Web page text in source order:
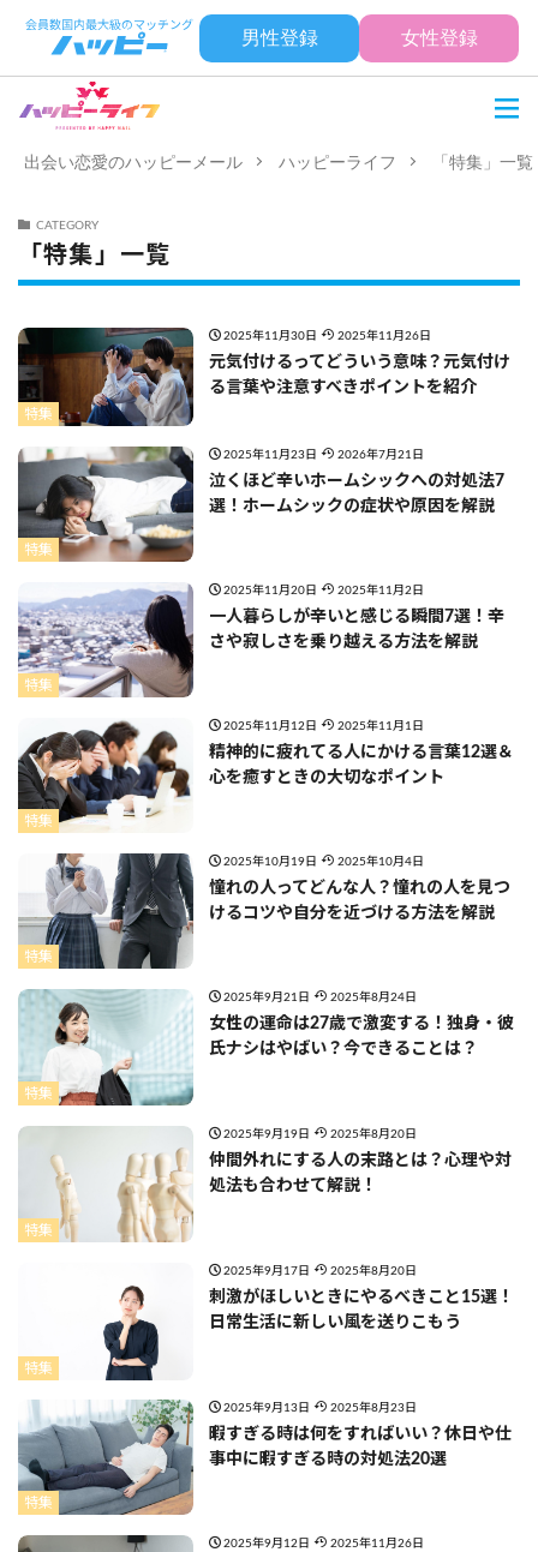
男性登録 女性登録
出会い恋愛のハッピーメール ハッピーライフ 「特集」一覧
CATEGORY
「特集」一覧
特集
2025年11月30日 2025年11月26日
元気付けるってどういう意味？元気付け
る言葉や注意すべきポイントを紹介
特集
2025年11月23日 2026年7月21日
泣くほど辛いホームシックへの対処法7
選！ホームシックの症状や原因を解説
特集
2025年11月20日 2025年11月2日
一人暮らしが辛いと感じる瞬間7選！辛
さや寂しさを乗り越える方法を解説
特集
2025年11月12日 2025年11月1日
精神的に疲れてる人にかける言葉12選＆
心を癒すときの大切なポイント
特集
2025年10月19日 2025年10月4日
憧れの人ってどんな人？憧れの人を見つ
けるコツや自分を近づける方法を解説
特集
2025年9月21日 2025年8月24日
女性の運命は27歳で激変する！独身・彼
氏ナシはやばい？今できることは？
特集
2025年9月19日 2025年8月20日
仲間外れにする人の末路とは？心理や対
処法も合わせて解説！
特集
2025年9月17日 2025年8月20日
刺激がほしいときにやるべきこと15選！
日常生活に新しい風を送りこもう
特集
2025年9月13日 2025年8月23日
暇すぎる時は何をすればいい？休日や仕
事中に暇すぎる時の対処法20選
2025年9月12日 2025年11月26日